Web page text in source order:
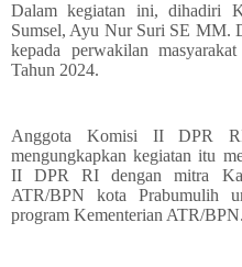
Dalam kegiatan ini, dihadiri
Sumsel, Ayu Nur Suri SE MM.
kepada perwakilan
Tahun 2024.
Anggota Komisi II DPR
mengungkapkan kegiatan itu
II DPR RI dengan mitra
ATR/BPN kota Prabumulih
program Kementerian ATR/BPN.